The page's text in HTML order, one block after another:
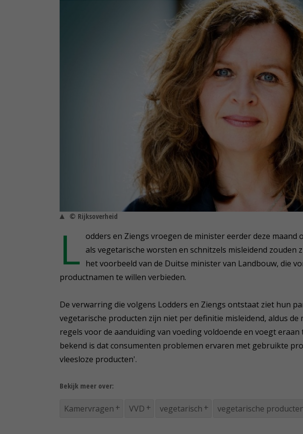
© Rijksoverheid
L odders en Ziengs vroegen de minister eerder deze maand
als vegetarische worsten en schnitzels misleidend zouden
het voorbeeld van de Duitse minister van Landbouw, die
productnamen te willen verbieden.
De verwarring die volgens Lodders en Ziengs ontstaat ziet hun
vegetarische producten zijn niet per definitie misleidend, aldus de
regels voor de aanduiding van voeding voldoende en voegt
bekend is dat consumenten problemen ervaren met gebruikte
vleesloze producten'.
Bekijk meer over:
Kamervragen VVD vegetarisch vegetarische